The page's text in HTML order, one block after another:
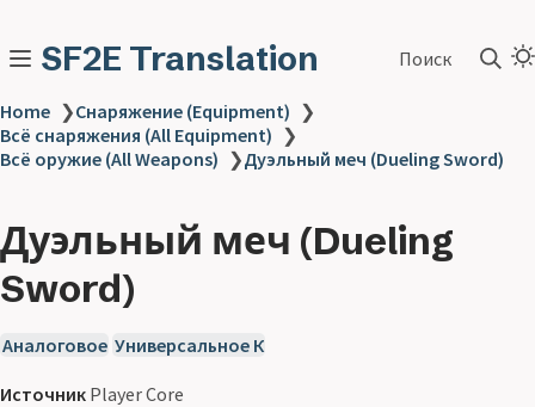
SF2E Translation Поиск
Home ❯Снаряжение (Equipment) ❯
Всё снаряжения (All Equipment) ❯
Всё оружие (All Weapons) ❯Дуэльный меч (Dueling Sword)
Дуэльный меч (Dueling
Sword)
Аналоговое Универсальное К
Источник Player Core